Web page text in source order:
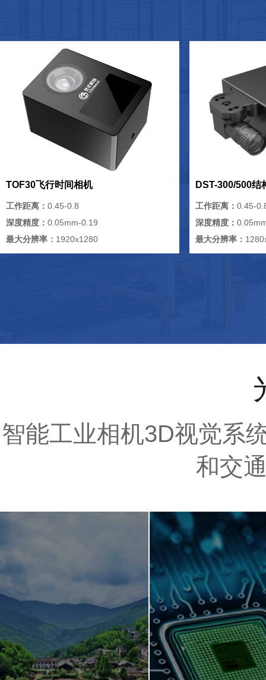
TOF30飞行时间相机
工作距离： 0.45-0.8
深度精度： 0.05mm-0.19
最大分辨率： 1920x1280
DST-300/500结
工作距离：0.45-
深度精度：
最大分辨率：
智能工业相机3D视觉系
和交